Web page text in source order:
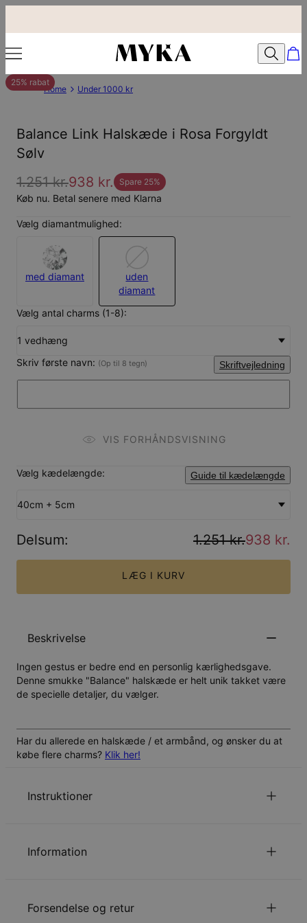
25% rabat
Home Under 1000 kr
Balance Link Halskæde i Rosa Forgyldt
Sølv
1.251 kr.938 kr. Spare 25%
Køb nu. Betal senere med Klarna
Vælg diamantmulighed:
med diamant
uden
diamant
Vælg antal charms (1-8):
1 vedhæng
Skriv første navn: (Op til 8 tegn) Skriftvejledning
VIS FORHÅNDSVISNING
Vælg kædelængde: Guide til kædelængde
40cm + 5cm
Delsum: 1.251 kr.938 kr.
LÆG I KURV
Beskrivelse
Ingen gestus er bedre end en personlig kærlighedsgave.
Denne smukke "Balance" halskæde er helt unik takket være
de specielle detaljer, du vælger.
Har du allerede en halskæde / et armbånd, og ønsker du at
købe flere charms? Klik her!
Instruktioner
Étstort bogstav pr vedhæng.
Vedhængets gennemsnitlige størrelse er:2 - 5 cm.
Information
Kædetype
kæde
Forsendelse og retur